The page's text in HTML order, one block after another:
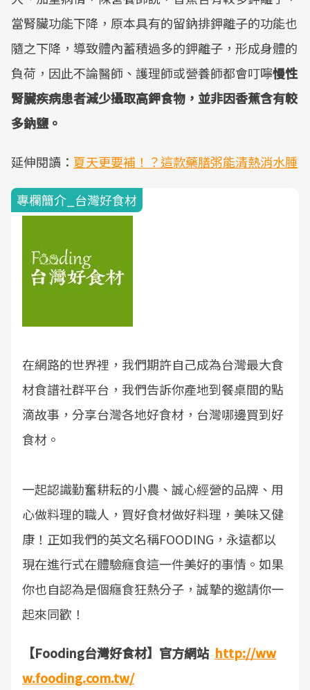
當腎臟功能下降，原本具有的留鈉排鉀離子的功能也
隨之下降，導致體內蓄積過多的鉀離子，形成身體的
負荷，因此不論醫師、護理師或營養師都會叮嚀慢性
腎臟疾病患者減少攝取高鉀食物，並非因香蕉含有較
多鈉鹽。
延伸閱讀： 夏天更要補！？這款藥膳粥能清熱消水腫
專欄簡介_台灣好食材
在網路的世界裡，我們期許自己成為台灣最大食
材食譜社群平台，我們告訴你產地到餐桌間的點
滴故事，分享台灣各地好食材，台灣哪邊買到好
食材。
一起認識勤奮耕耘的小農、誠心經營的品牌、用
心做料理的職人，買好食材做好料理，美味又健
康！正如我們的英文名稱FOODING，永遠都以
現在進行式在體驗癮食這一件美好的事情。如果
你也自認為是個癮食狂熱分子，誠摯的邀請你一
起來同歡！
【Fooding台灣好食材】官方網站 http://ww
w.fooding.com.tw/